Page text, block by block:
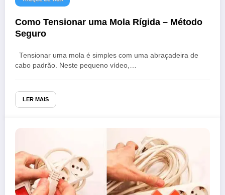
Como Tensionar uma Mola Rígida – Método
Seguro
Tensionar uma mola é simples com uma abraçadeira de
cabo padrão. Neste pequeno vídeo,…
LER MAIS